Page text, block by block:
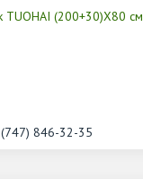
TUOHAI (200+30)Х80 см
846-32-35